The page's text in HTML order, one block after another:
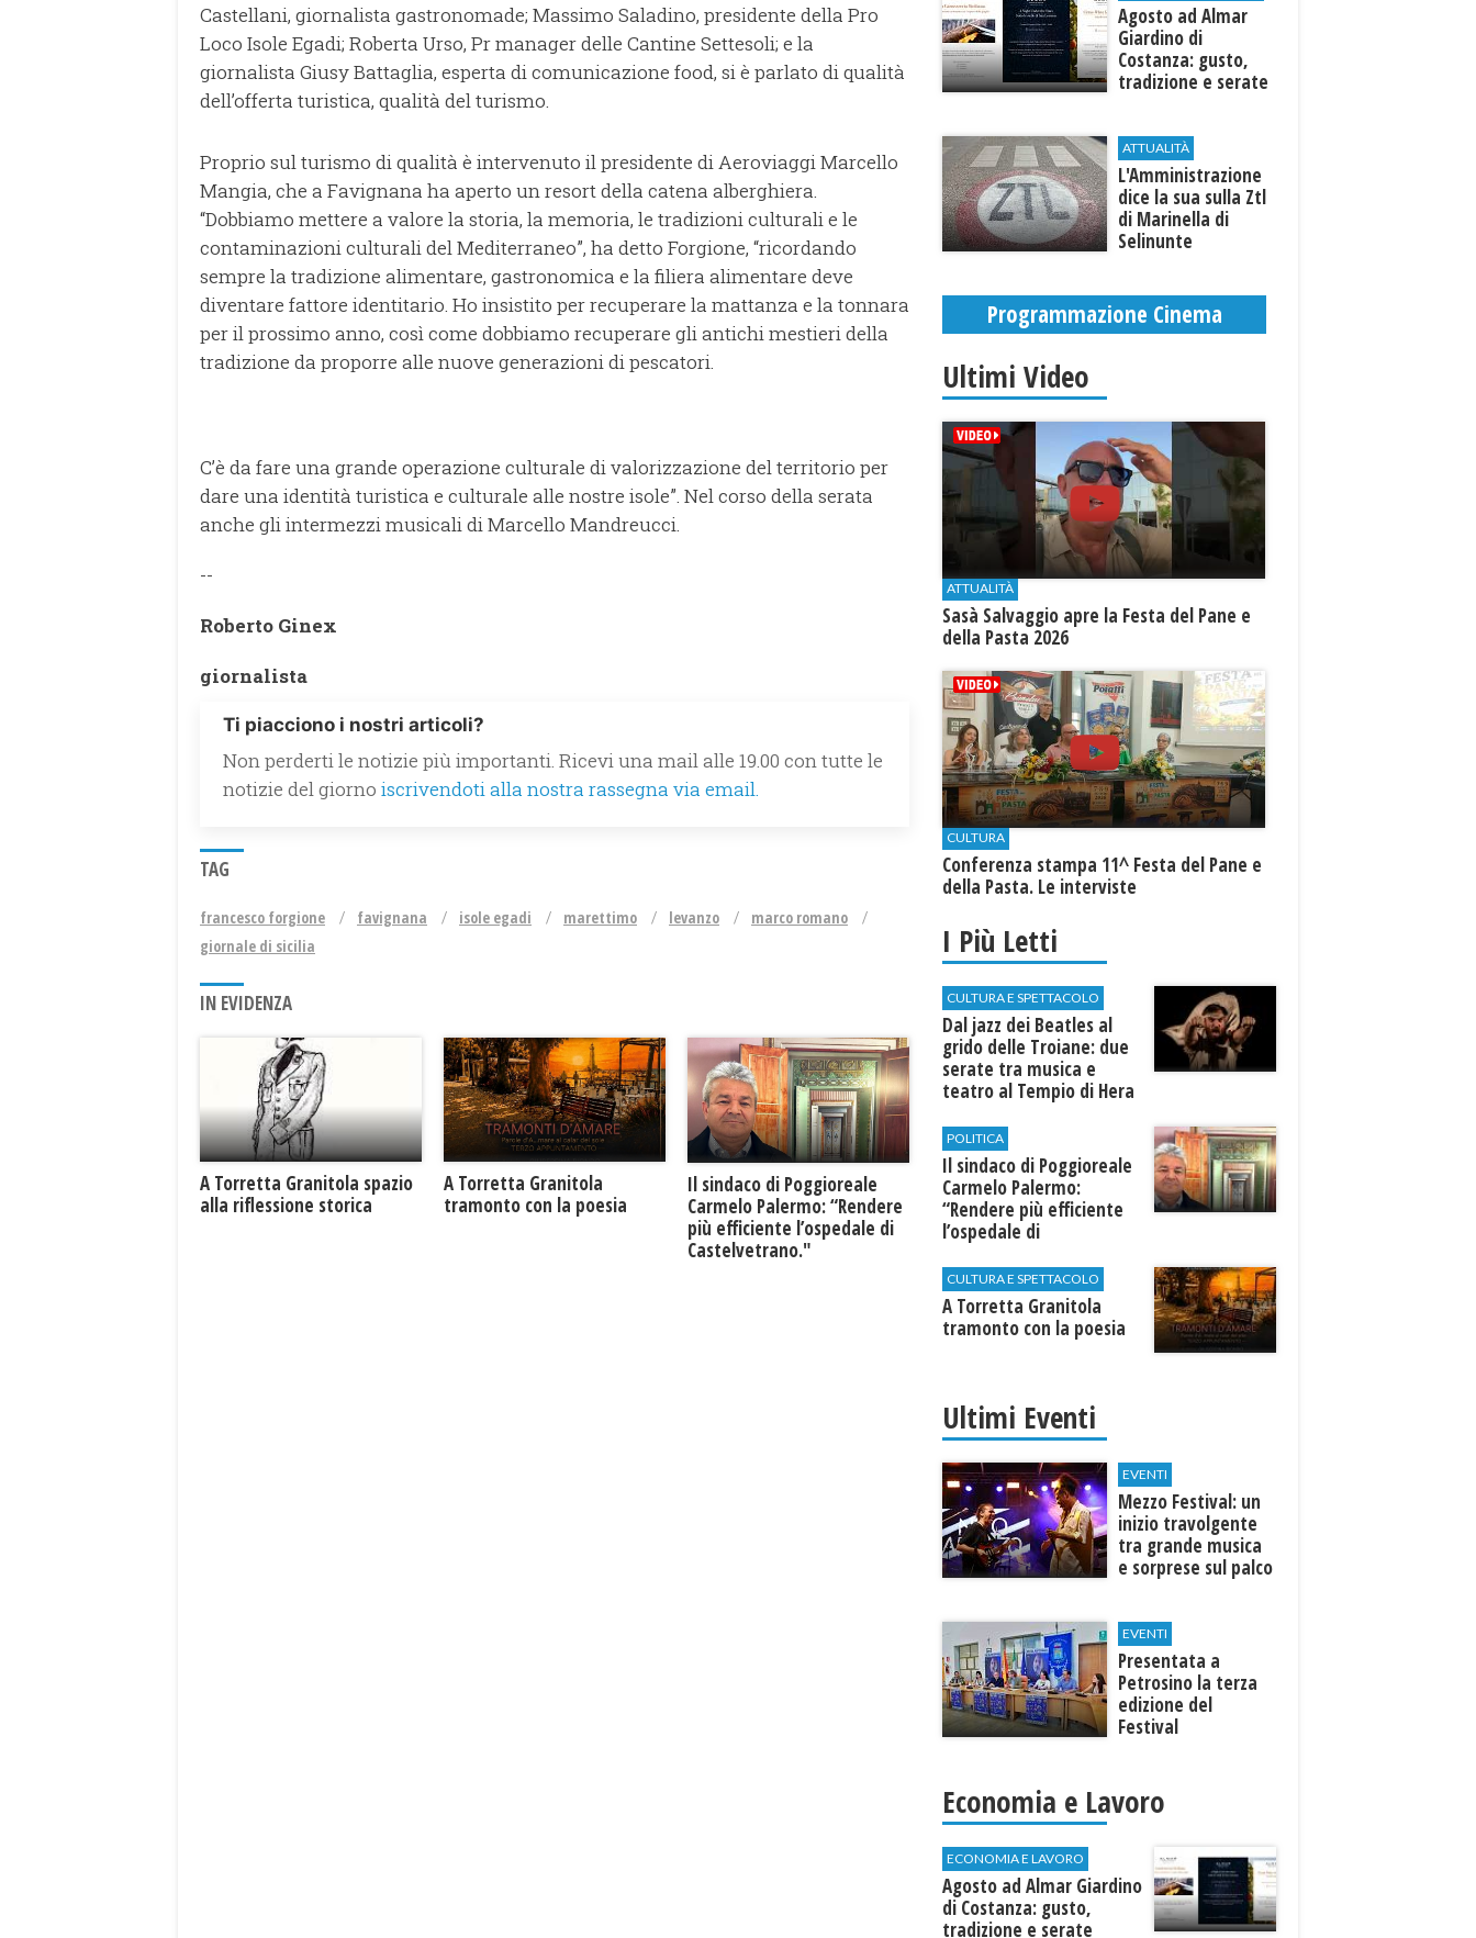
Castellani, giornalista gastronomade; Massimo Saladino, presidente della Pro
Loco Isole Egadi; Roberta Urso, Pr manager delle Cantine Settesoli; e la
giornalista Giusy Battaglia, esperta di comunicazione food, si è parlato di qualità
dell’offerta turistica, qualità del turismo.
Proprio sul turismo di qualità è intervenuto il presidente di Aeroviaggi Marcello
Mangia, che a Favignana ha aperto un resort della catena alberghiera.
“Dobbiamo mettere a valore la storia, la memoria, le tradizioni culturali e le
contaminazioni culturali del Mediterraneo”, ha detto Forgione, “ricordando
sempre la tradizione alimentare, gastronomica e la filiera alimentare deve
diventare fattore identitario. Ho insistito per recuperare la mattanza e la tonnara
per il prossimo anno, così come dobbiamo recuperare gli antichi mestieri della
tradizione da proporre alle nuove generazioni di pescatori.
C’è da fare una grande operazione culturale di valorizzazione del territorio per
dare una identità turistica e culturale alle nostre isole”. Nel corso della serata
anche gli intermezzi musicali di Marcello Mandreucci.
--
Roberto Ginex
giornalista
Ti piacciono i nostri articoli?
Non perderti le notizie più importanti. Ricevi una mail alle 19.00 con tutte le
notizie del giorno iscrivendoti alla nostra rassegna via email.
TAG
francesco forgione favignana isole egadi marettimo levanzo
marco romano
giornale di sicilia
IN EVIDENZA
​A Torretta Granitola spazio
alla riflessione storica
​A Torretta Granitola
tramonto con la poesia
Il sindaco di Poggioreale
Carmelo Palermo: “Rendere
più efficiente l’ospedale di
Castelvetrano."
Agosto ad Almar
Giardino di
Costanza: gusto,
tradizione e serate
esterni
ATTUALITÀ
L'Amministrazione
dice la sua sulla Ztl
di Marinella di
Selinunte
Programmazione Cinema
Ultimi Video
ATTUALITÀ
Sasà Salvaggio apre la Festa del Pane e
della Pasta 2026
CULTURA
Conferenza stampa 11^ Festa del Pane e
della Pasta. Le interviste
I Più Letti
CULTURA E SPETTACOLO
Dal jazz dei Beatles al
grido delle Troiane: due
serate tra musica e
teatro al Tempio di Hera
POLITICA
Il sindaco di Poggioreale
Carmelo Palermo:
“Rendere più efficiente
l’ospedale di
CULTURA E SPETTACOLO
​A Torretta Granitola
tramonto con la poesia
Ultimi Eventi
EVENTI
Mezzo Festival: un
inizio travolgente
tra grande musica
e sorprese sul palco
EVENTI
Presentata a
Petrosino la terza
edizione del
Festival
"Voci dal
Mediterraneo"
Economia e Lavoro
ECONOMIA E LAVORO
Agosto ad Almar Giardino
di Costanza: gusto,
tradizione e serate